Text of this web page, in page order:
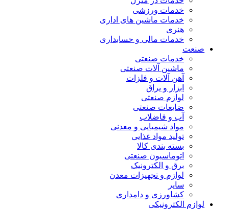
خدمات ورزشی
خدمات ماشین های اداری
هنری
خدمات مالی و حسابداری
صنعت
خدمات صنعتی
ماشین آلات صنعتی
آهن آلات و فلزات
ابزار و یراق
لوازم صنعتی
ضایعات صنعتی
آب و فاضلاب
مواد شیمیایی و معدنی
تولید مواد غذایی
بسته بندی کالا
اتوماسیون صنعتی
برق و الکترونیک
لوازم و تجهیزات معدن
سایر
کشاورزی و دامداری
لوازم الکترونیکی